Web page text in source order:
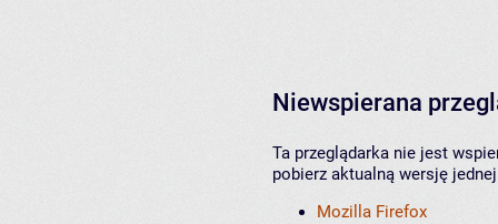
Niewspierana
Ta przeglądarka nie jest
pobierz aktualną wersję
Mozilla Firefox